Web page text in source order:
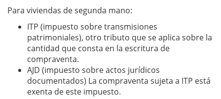
Para viviendas de segunda mano:
ITP (impuesto sobre transmisiones
patrimoniales), otro tributo que se aplica sobre la
cantidad que consta en la escritura de
compraventa.
AJD (impuesto sobre actos jurídicos
documentados) La compraventa sujeta a ITP está
exenta de este impuesto.